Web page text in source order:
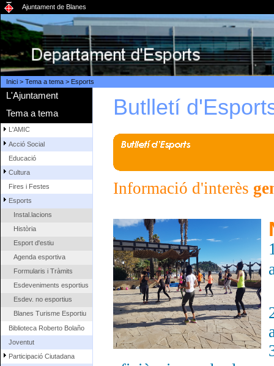
Ajuntament de Blanes
Inici> Tema a tema> Esports
L'Ajuntament
Tema a tema
L'AMIC
Acció Social
Educació
Cultura
Fires i Festes
Esports
Instal.lacions
Història
Esport d'estiu
Agenda esportiva
Formularis i Tràmits
Esdeveniments esportius
Esdev. no esportius
Blanes Turisme Esportiu
Biblioteca Roberto Bolaño
Joventut
Participació Ciutadana
Butlletí
Informació d'interès